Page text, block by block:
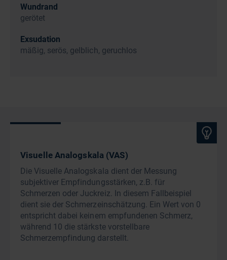
Wundrand
gerötet
Exsudation
mäßig, serös, gelblich, geruchlos
Visuelle Analogskala (VAS)
Die Visuelle Analogskala dient der Messung
subjektiver Empfindungsstärken, z.B. für
Schmerzen oder Juckreiz. In diesem Fallbeispiel
dient sie der Schmerzeinschätzung. Ein Wert von 0
entspricht dabei keinem empfundenen Schmerz,
während 10 die stärkste vorstellbare
Schmerzempfindung darstellt.